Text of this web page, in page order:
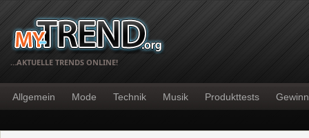
…AKTUELLE TRENDS ONLINE!
Allgemein Mode Technik Musik Produkttests